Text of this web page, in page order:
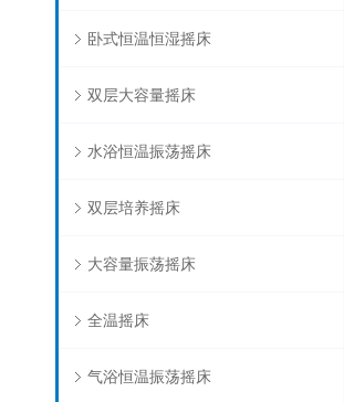
卧式恒温恒湿摇床
双层大容量摇床
水浴恒温振荡摇床
双层培养摇床
大容量振荡摇床
全温摇床
气浴恒温振荡摇床